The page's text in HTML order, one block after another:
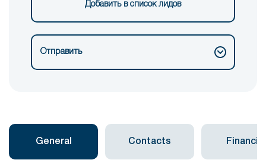
Добавить в список лидов
Отправить
General Contacts Financial